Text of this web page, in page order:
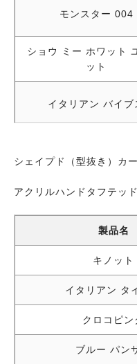
モンスター 004
ショウ ミー ホワット
ット
イタリアン バイブ
シェイプド（型抜き）カ
アクリルハンドタフテッド
製品名
キノット
イタリアン タ
クロコピン
ブルー パン